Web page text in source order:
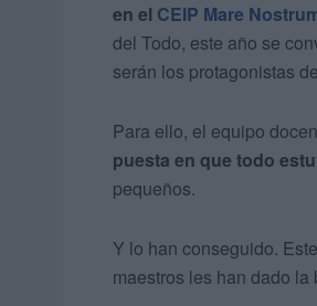
en el CEIP Mare
del Todo, este año se
serán los protagonistas
Para ello, el equipo
puesta en que todo
pequeños.
Y lo han conseguido.
maestros les han dado